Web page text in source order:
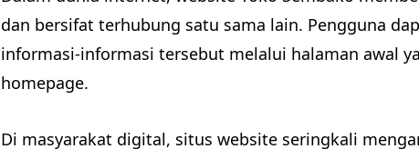
dan bersifat terhubung satu sama lain. Pengguna
informasi-informasi tersebut melalui halaman awal
homepage.
Di masyarakat digital, situs website seringkali